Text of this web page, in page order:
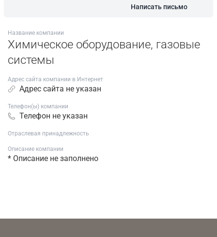
Написать письмо
Название компании
Химическое оборудование, газовые
системы
Адрес сайта компании в Интернет
Адрес сайта не указан
Телефон(ы) компании
Телефон не указан
Отраслевая принадлежность
Описание компании
* Описание не заполнено